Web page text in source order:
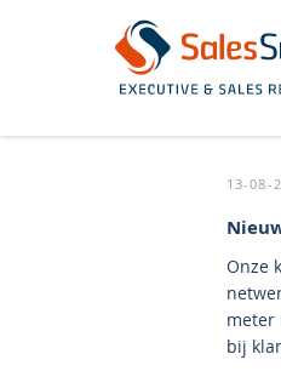
13-08-
Onze
meter
bij